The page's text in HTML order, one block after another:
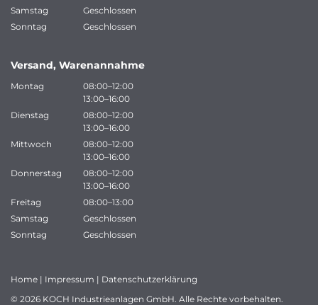
Samstag
Geschlossen
Sonntag
Geschlossen
Versand, Warenannahme
Montag
08:00–12:00
13:00–16:00
Dienstag
08:00–12:00
13:00–16:00
Mittwoch
08:00–12:00
13:00–16:00
Donnerstag
08:00–12:00
13:00–16:00
Freitag
08:00–13:00
Samstag
Geschlossen
Sonntag
Geschlossen
Home | Impressum | Datenschutzerklärung
© 2026 KOCH Industrieanlagen GmbH. Alle Rechte vorbehalten.